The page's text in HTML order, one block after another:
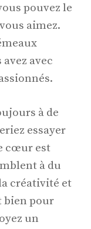
pouvez le
aimez.
avec
à de
essayer
cœur est
à du
créativité et
bien pour
un